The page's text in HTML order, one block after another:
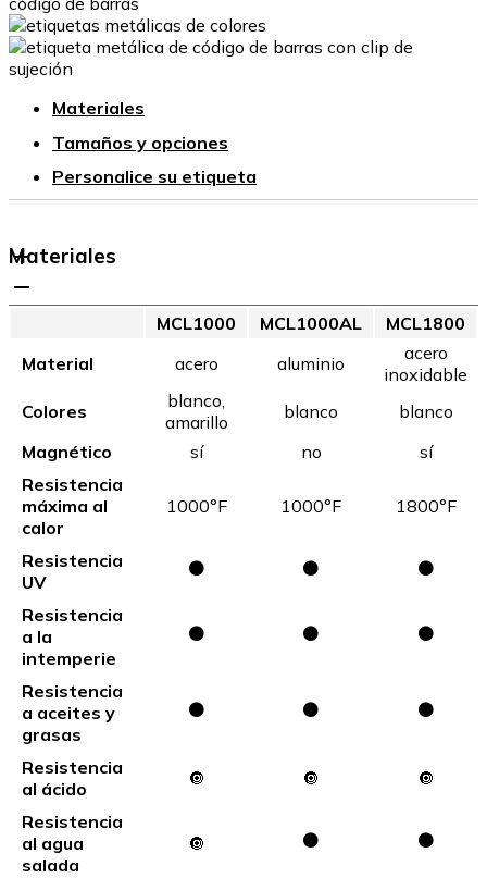
Materiales
Tamaños y opciones
Personalice su etiqueta
Materiales
MCL1000 MCL1000AL
MCL1800
Material
acero aluminio
acero
inoxidable
Colores
blanco,
amarillo
blanco
blanco
Magnético
sí no
sí
Resistencia
máxima al
calor
1000°F 1000°F 1800°F
Resistencia
UV
⚫ ⚫ ⚫
Resistencia
a la
intemperie
⚫ ⚫ ⚫
Resistencia
a aceites y
grasas
⚫ ⚫ ⚫
Resistencia
al ácido
🔘 🔘
🔘
Resistencia
al agua
salada
🔘 ⚫ ⚫